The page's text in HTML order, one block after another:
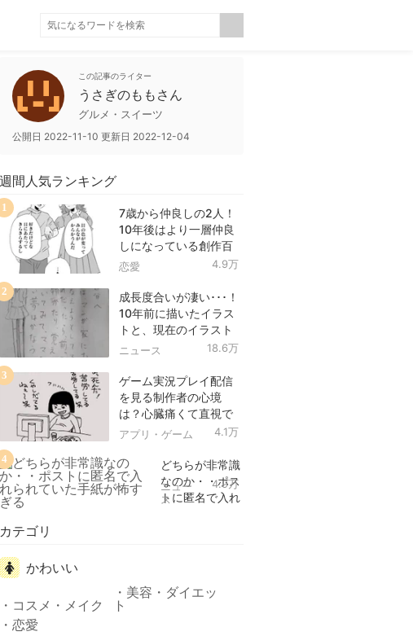
この記事のライター
うさぎのももさん
グルメ・スイーツ
公開日 2022-11-10 更新日 2022-12-04
週間人気ランキング
7歳から仲良しの2人！
10年後はより一層仲良
しになっている創作百
合！
恋愛 4.9万
1
成長度合いが凄い･･･！
10年前に描いたイラス
トと、現在のイラスト
を投稿したツイートが
ニュース 18.6万
2
ゲーム実況プレイ配信
を見る制作者の心境
は？心臓痛くて直視で
きなかった！
アプリ・ゲーム 4.1万
3
どちらが非常識
なのか・・ポス
トに匿名で入れ
ニュー
ス
4.9万
4
カテゴリ
かわいい
コスメ・メイク
美容・ダイエッ
ト
恋愛